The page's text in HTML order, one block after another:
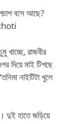
বসে আছে?
খাচ্ছে, রাজবীর
দিয়ে মাই টিপছে
নাইটিটা খুলে
দুই হাতে জড়িয়ে